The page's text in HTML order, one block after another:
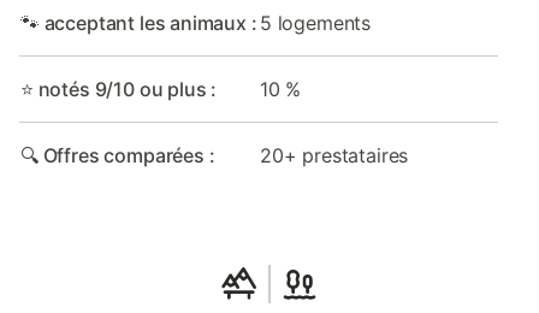
🐾 acceptant les animaux : 5 logements
⭐ notés 9/10 ou plus : 10 %
🔍 Offres comparées : 20+ prestataires